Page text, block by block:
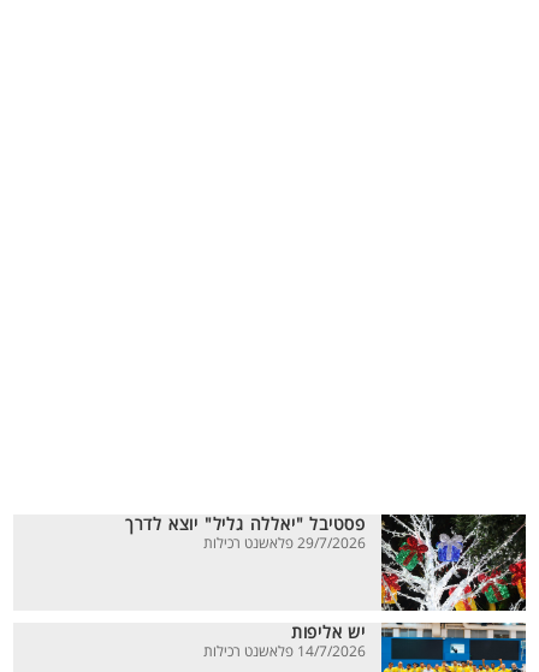
פסטיבל "יאללה גליל" יוצא לדרך
29/7/2026 פלאשנט רכילות
יש אליפות
14/7/2026 פלאשנט רכילות